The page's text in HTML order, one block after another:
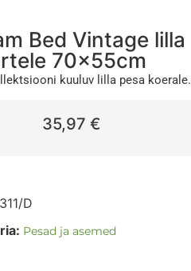
Bed Vintage lilla
70x55cm
kuuluv lilla pesa koerale.
35,97€
D
Pesad ja asemed